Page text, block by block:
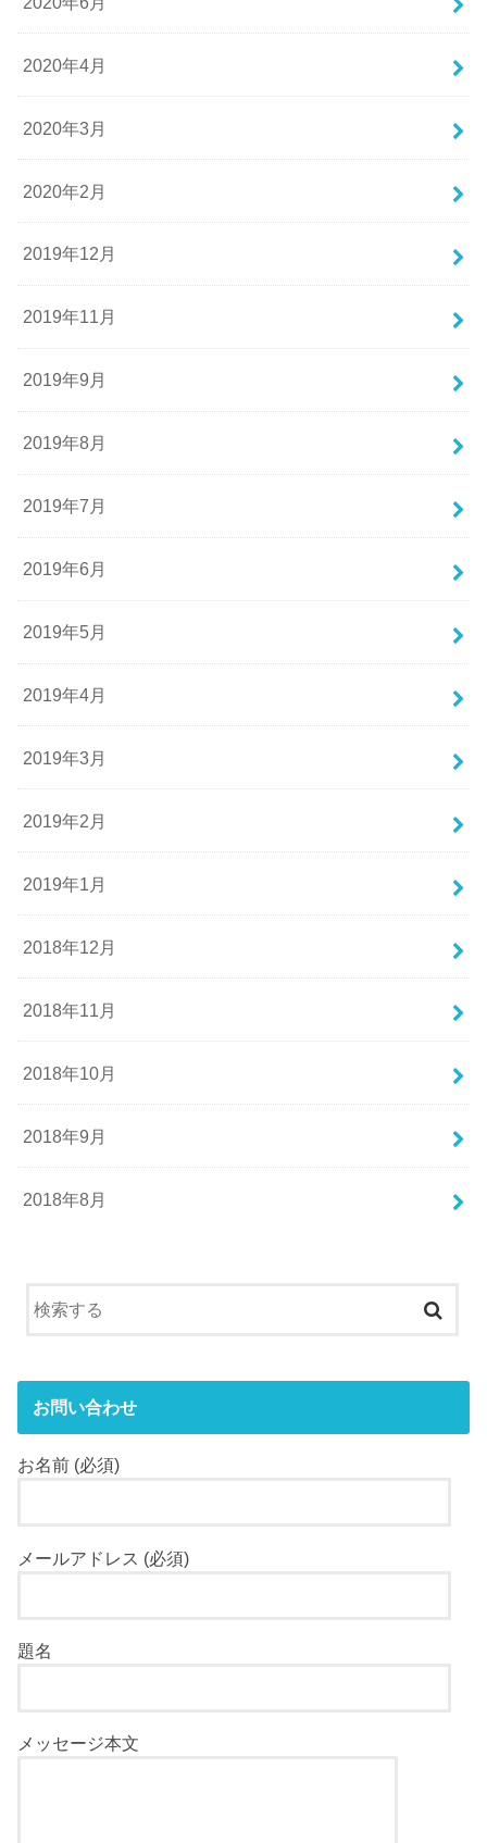
2020年4月
2020年3月
2020年2月
2019年12月
2019年11月
2019年9月
2019年8月
2019年7月
2019年6月
2019年5月
2019年4月
2019年3月
2019年2月
2019年1月
2018年12月
2018年11月
2018年10月
2018年9月
2018年8月
お問い合わせ
お名前 (必須)
メールアドレス (必須)
題名
メッセージ本文